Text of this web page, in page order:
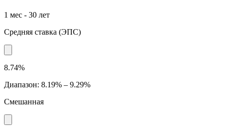
1 мес - 30 лет
Средняя ставка (ЭПС)
8.74%
Диапазон: 8.19% – 9.29%
Смешанная